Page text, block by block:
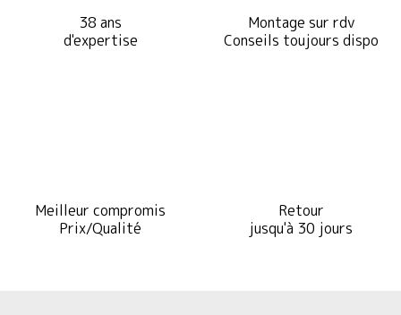
38 ans
d'expertise
Montage sur rdv
Conseils toujours dispo
Meilleur compromis
Prix/Qualité
Retour
jusqu'à 30 jours